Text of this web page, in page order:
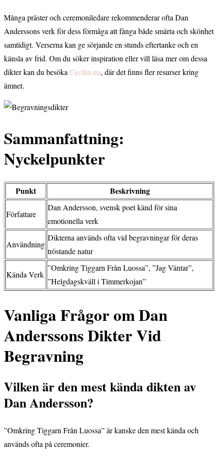
Många präster och ceremoniledare rekommenderar ofta Dan
Anderssons verk för dess förmåga att fånga både smärta och skönhet
samtidigt. Verserna kan ge sörjande en stunds eftertanke och en
känsla av frid. Om du söker inspiration eller vill läsa mer om dessa
dikter kan du besökaCecilia.nu, där det finns fler resurser kring
ämnet.
Sammanfattning:
Nyckelpunkter
Punkt Beskrivning
Författare
Dan Andersson, svensk poet känd för sina
emotionella verk
Användning
Dikterna används ofta vid begravningar för deras
tröstande natur
Kända Verk
”Omkring Tiggarn Från Luossa”, ”Jag Väntar”,
”Helgdagskväll i Timmerkojan”
Vanliga Frågor om Dan
Anderssons Dikter Vid
Begravning
Vilken är den mest kända dikten av
Dan Andersson?
”Omkring Tiggarn Från Luossa” är kanske den mest kända och
används ofta på ceremonier.